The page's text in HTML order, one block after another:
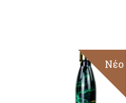
Νέο
ΠΡΟΣΘΉΚΗ
ΣΤΟ ΚΑΛΆΘΙ